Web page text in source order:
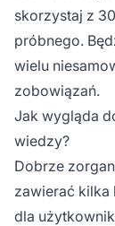
skorzystaj z
próbnego.
wielu
zobowiązań.
Jak wygląda
wiedzy?
Dobrze
zawierać kilka
dla